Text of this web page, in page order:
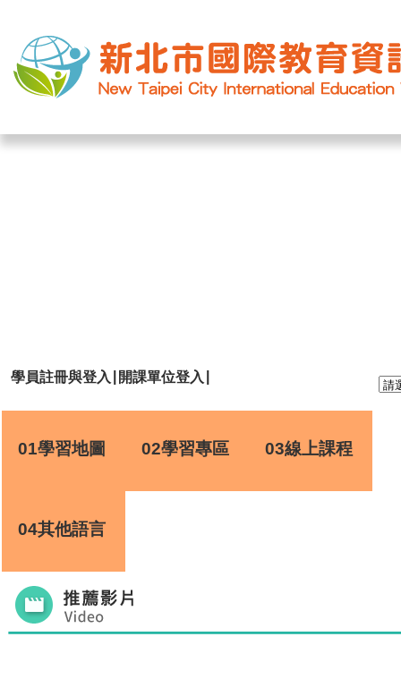
學員註冊與登入 開課單位登入
01學習地圖 02學習專區 03線上課程
04其他語言